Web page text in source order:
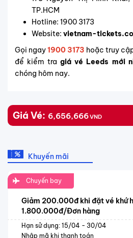
TP.HCM
Hotline: 1900 3173
Website: vietnam-
Gọi ngay1900 3173 hoặc truy
để kiểm tra giá vé Leeds mới
chóng hôm nay.
Giá Vé: 6,656,666VND
Khuyến mãi
Chuyến bay
Giảm 200.000đ khi đặt vé khứ
1.800.000đ/Đơn hàng
Hạn sử dụng: 15/04 - 30/04
Nhập mã khi thanh toán